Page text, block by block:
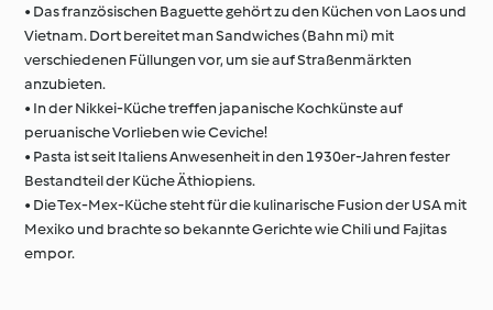
• Das französischen Baguette gehört zu den Küchen von Laos und
Vietnam. Dort bereitet man Sandwiches (Bahn mi) mit
verschiedenen Füllungen vor, um sie auf Straßenmärkten
anzubieten.
• In der Nikkei-Küche treffen japanische Kochkünste auf
peruanische Vorlieben wie Ceviche!
• Pasta ist seit Italiens Anwesenheit in den 1930er-Jahren fester
Bestandteil der Küche Äthiopiens.
• Die Tex-Mex-Küche steht für die kulinarische Fusion der USA mit
Mexiko und brachte so bekannte Gerichte wie Chili und Fajitas
empor.